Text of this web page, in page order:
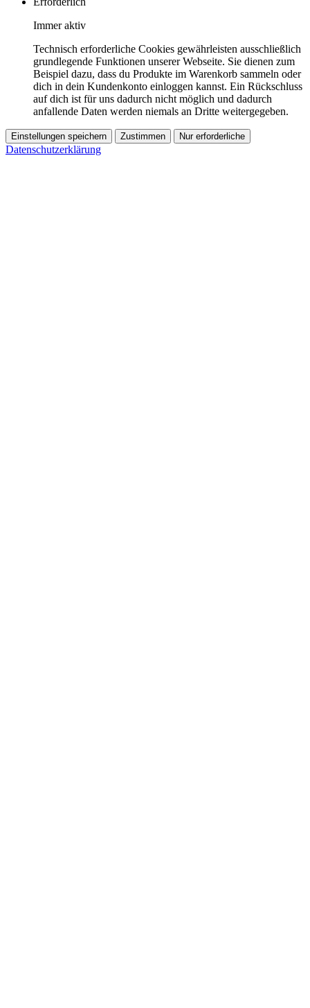
Immer aktiv
Technisch erforderliche Cookies gewährleisten ausschließlich
grundlegende Funktionen unserer Webseite. Sie dienen zum
Beispiel dazu, dass du Produkte im Warenkorb sammeln oder
dich in dein Kundenkonto einloggen kannst. Ein Rückschluss
auf dich ist für uns dadurch nicht möglich und dadurch
anfallende Daten werden niemals an Dritte weitergegeben.
Einstellungen speichern Zustimmen Nur erforderliche
Datenschutzerklärung